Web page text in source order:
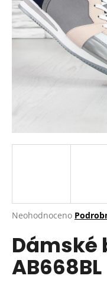
Průměrné
produktu
je
0,0
z
Neohodnoceno
Dámské
AB668BL
a
j
í
o
p
r
u
č